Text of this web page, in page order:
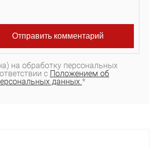
на обработку персональных
с Положением об
данных.*